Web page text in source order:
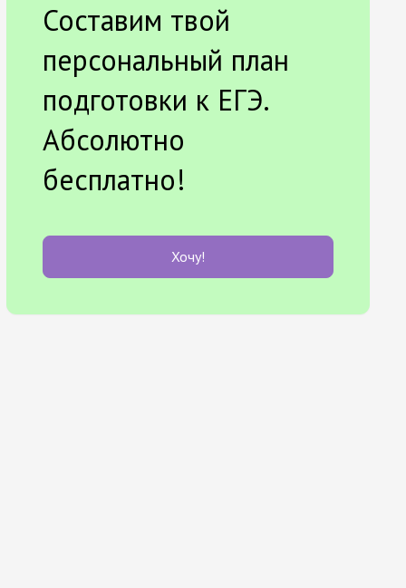
Составим твой
персональный план
подготовки к ЕГЭ.
Абсолютно
бесплатно!
Хочу!